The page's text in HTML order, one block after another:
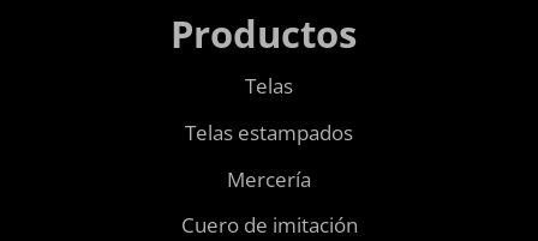
Productos
Telas
Telas estampados
Mercería
Cuero de imitación